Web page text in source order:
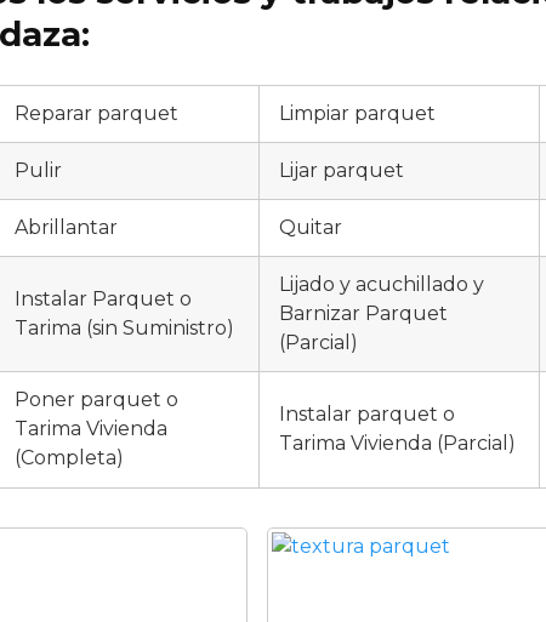
Reparar parquet Limpiar parquet
Pulir Lijar parquet
Abrillantar Quitar
Instalar Parquet o
Tarima (sin Suministro)
Lijado y acuchillado y
Barnizar Parquet
(Parcial)
Poner parquet o
Tarima Vivienda
(Completa)
Instalar parquet o
Tarima Vivienda (Parcial)